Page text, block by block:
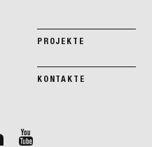
PROJEKTE
KONTAKTE